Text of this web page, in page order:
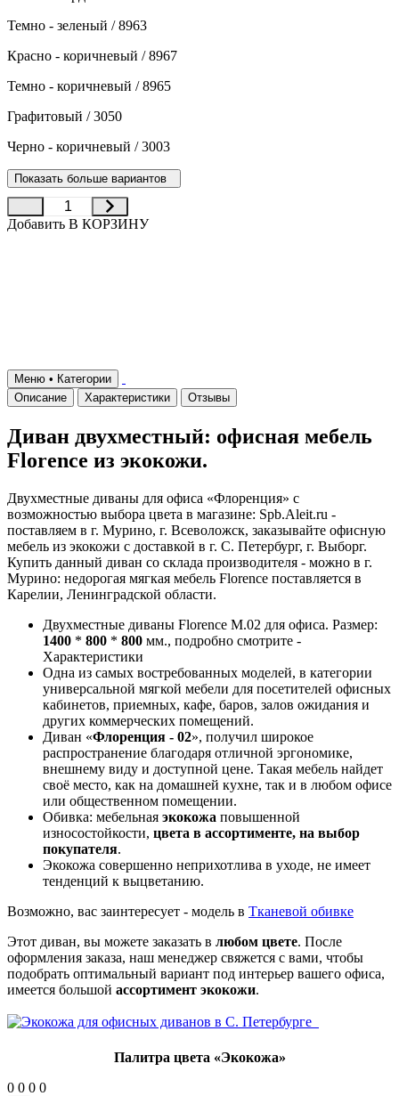
Темно - зеленый / 8963
Красно - коричневый / 8967
Темно - коричневый / 8965
Графитовый / 3050
Черно - коричневый / 3003
Показать больше вариантов
Добавить В КОРЗИНУ
Меню • Категории
Описание
Характеристики Отзывы
Диван двухместный: офисная мебель
Florence из экокожи.
Двухместные диваны для офиса «Флоренция» с
возможностью выбора цвета в магазине: Spb.Aleit.ru -
поставляем в г. Мурино, г. Всеволожск, заказывайте офисную
мебель из экокожи с доставкой в г. С. Петербург, г. Выборг.
Купить данный диван со склада производителя - можно в г.
Мурино: недорогая мягкая мебель Florence поставляется в
Карелии, Ленинградской области.
Двухместные диваны Florence М.02 для офиса. Размер:
1400 * 800 * 800 мм., подробно смотрите -
Характеристики
Одна из самых востребованных моделей, в категории
универсальной мягкой мебели для посетителей офисных
кабинетов, приемных, кафе, баров, залов ожидания и
других коммерческих помещений.
Диван «Флоренция - 02», получил широкое
распространение благодаря отличной эргономике,
внешнему виду и доступной цене. Такая мебель найдет
своё место, как на домашней кухне, так и в любом офисе
или общественном помещении.
Обивка: мебельная экокожа повышенной
износостойкости, цвета в ассортименте, на выбор
покупателя.
Экокожа совершенно неприхотлива в уходе, не имеет
тенденций к выцветанию.
Возможно, вас заинтересует - модель в Тканевой обивке
Этот диван, вы можете заказать в любом цвете. После
оформления заказа, наш менеджер свяжется с вами, чтобы
подобрать оптимальный вариант под интерьер вашего офиса,
имеется большой ассортимент экокожи.
Палитра цвета «Экокожа»
0 0 0 0